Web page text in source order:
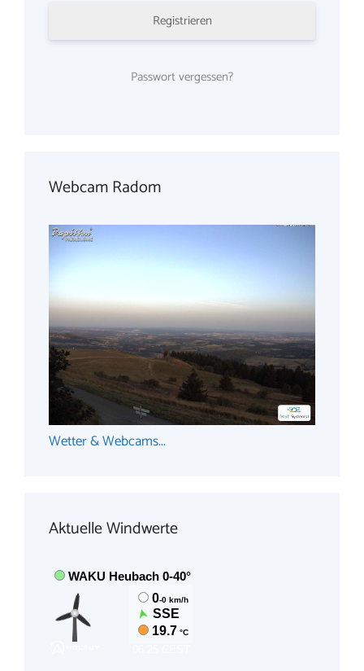
Registrieren
Passwort vergessen?
Webcam Radom
Wetter & Webcams...
Aktuelle Windwerte